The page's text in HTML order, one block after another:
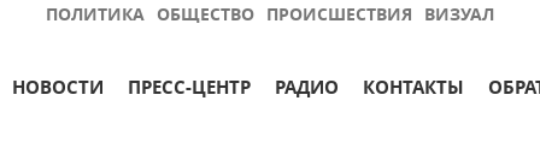
ПОЛИТИКА ОБЩЕСТВО ПРОИСШЕСТВИЯ ВИЗУАЛ
НОВОСТИ ПРЕСС-ЦЕНТР РАДИО КОНТАКТЫ